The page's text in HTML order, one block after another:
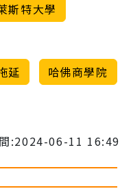
斯特大學
延 哈佛商學院
:2024-06-11 16:49